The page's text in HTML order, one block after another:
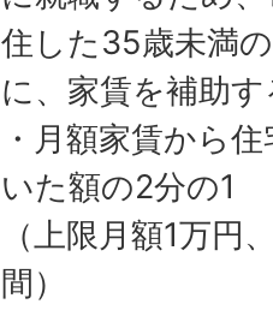
住した35歳未満
に、家賃を補助
・月額家賃から
いた額の2分の1
（上限月額1万円
間）